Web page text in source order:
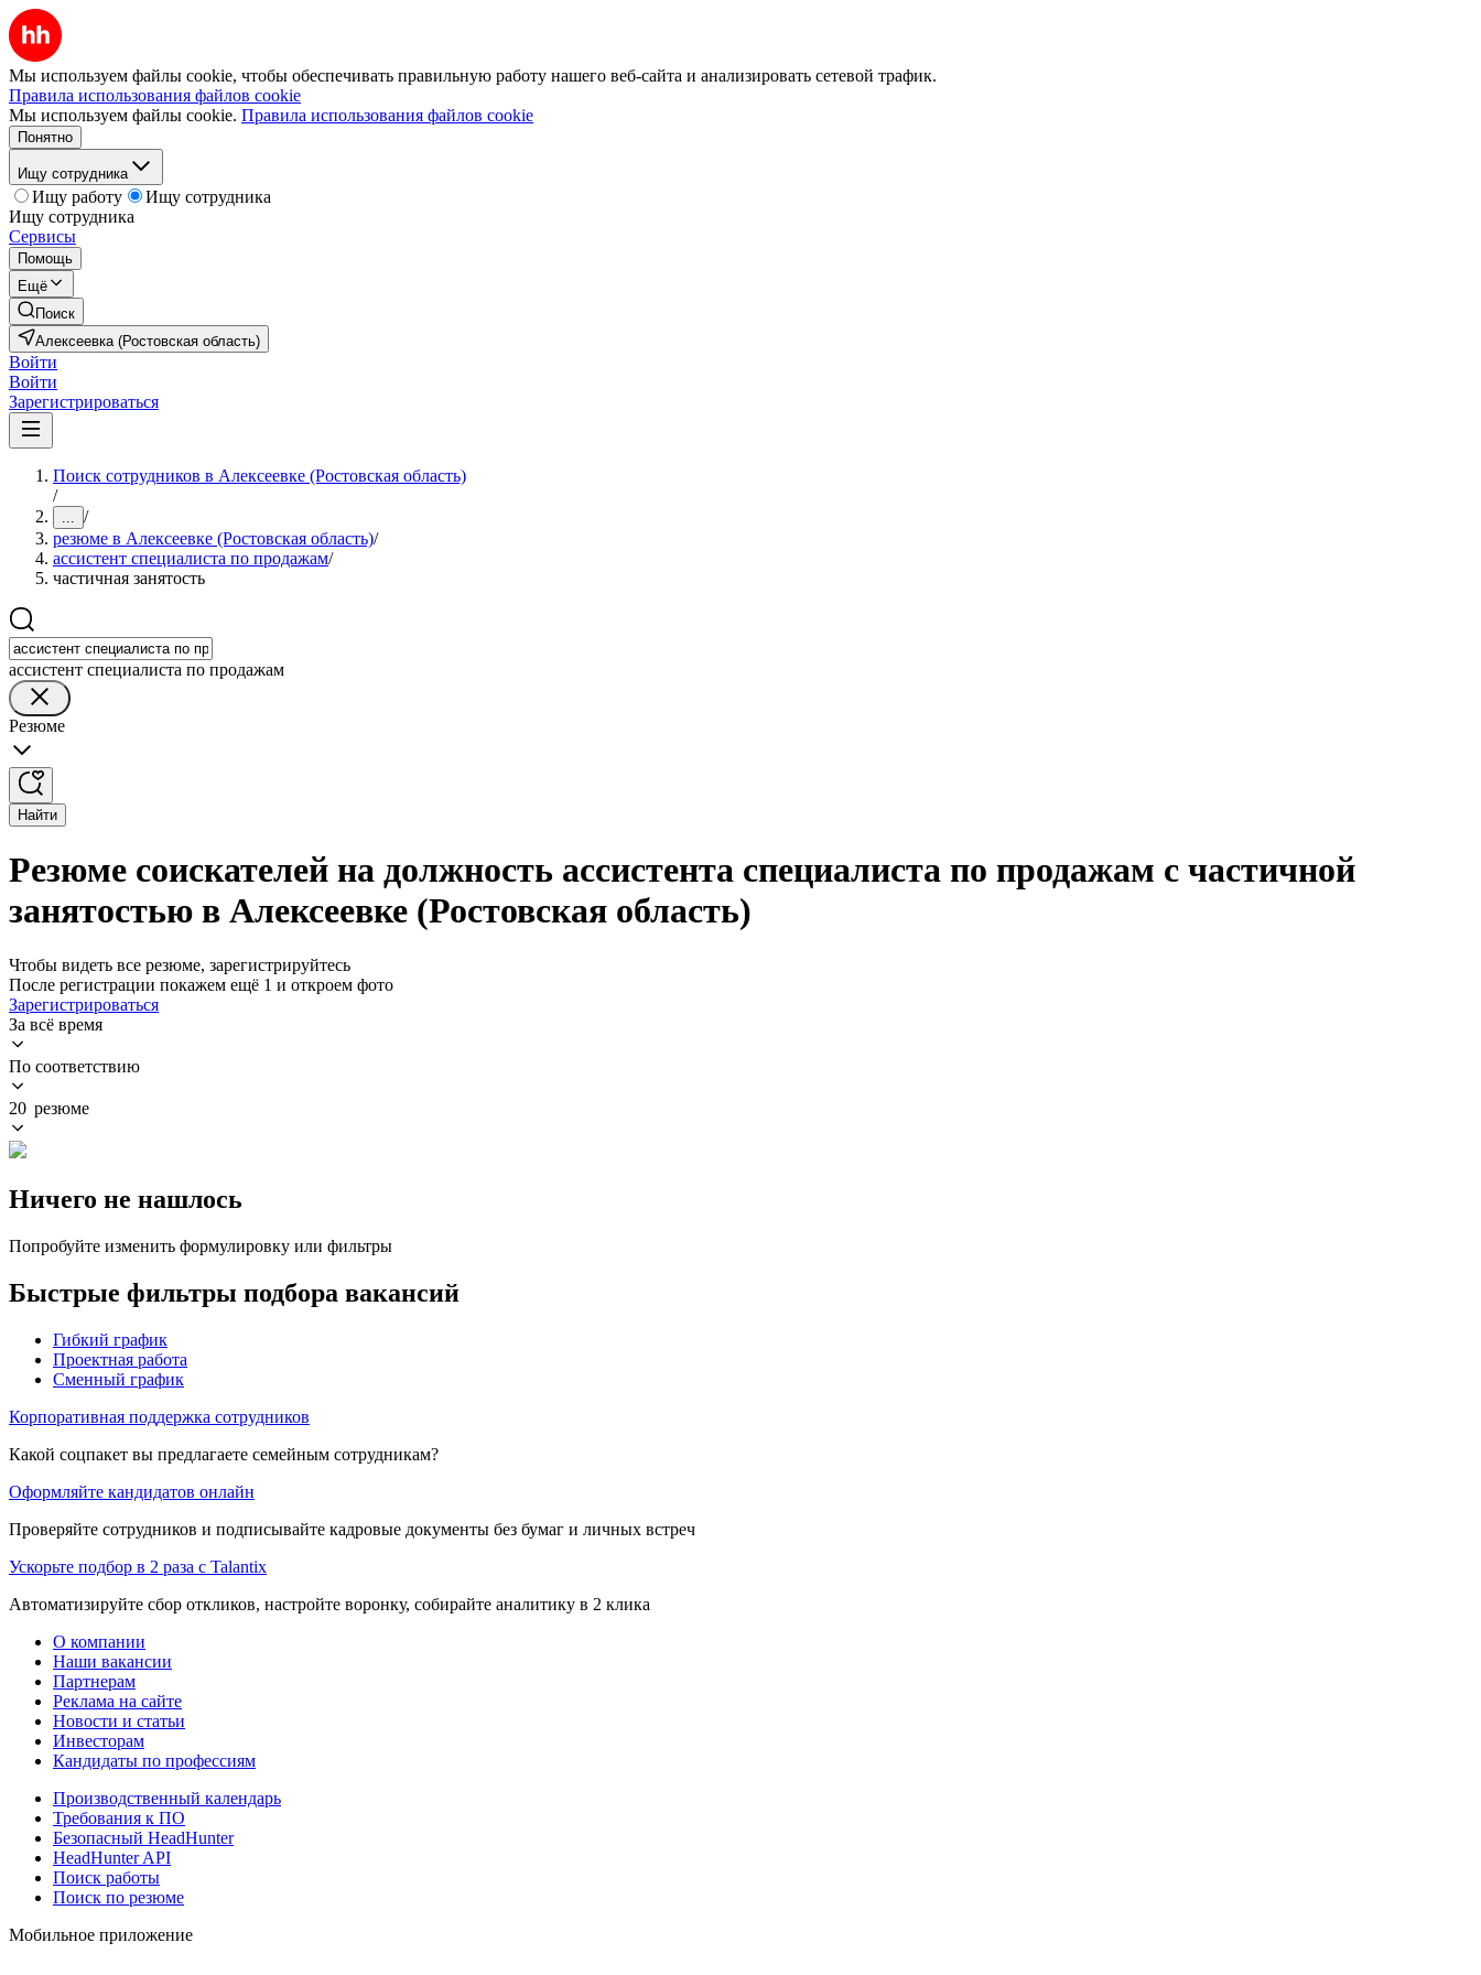
Мы используем файлы cookie, чтобы обеспечивать правильную работу нашего веб-сайта и анализировать сетевой трафик.
Правила использования файлов cookie
Мы используем файлы cookie. Правила использования файлов cookie
Понятно
Ищу сотрудника
Ищу работу
Ищу сотрудника
Ищу сотрудника
Сервисы
Помощь
Ещё
Поиск
Алексеевка (Ростовская область)
Войти
Войти
Зарегистрироваться
Поиск сотрудников в Алексеевке (Ростовская область)
/
... /
резюме в Алексеевке (Ростовская область)/
ассистент специалиста по продажам/
частичная занятость
ассистент специалиста по продажам
Резюме
Найти
Резюме соискателей на должность ассистента специалиста по продажам с частичной
занятостью в Алексеевке (Ростовская область)
Чтобы видеть все резюме, зарегистрируйтесь
После регистрации покажем ещё 1 и откроем фото
Зарегистрироваться
За всё время
По соответствию
20 резюме
Ничего не нашлось
Попробуйте изменить формулировку или фильтры
Быстрые фильтры подбора вакансий
Гибкий график
Проектная работа
Сменный график
Корпоративная поддержка сотрудников
Какой соцпакет вы предлагаете семейным сотрудникам?
Оформляйте кандидатов онлайн
Проверяйте сотрудников и подписывайте кадровые документы без бумаг и личных встреч
Ускорьте подбор в 2 раза с Talantix
Автоматизируйте сбор откликов, настройте воронку, собирайте аналитику в 2 клика
О компании
Наши вакансии
Партнерам
Реклама на сайте
Новости и статьи
Инвесторам
Кандидаты по профессиям
Производственный календарь
Требования к ПО
Безопасный HeadHunter
HeadHunter API
Поиск работы
Поиск по резюме
Мобильное приложение